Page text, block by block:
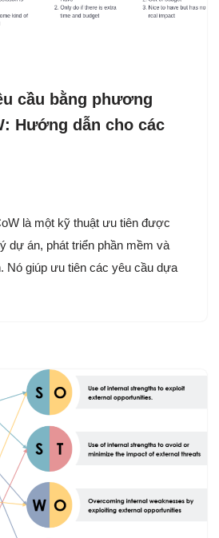
cầu bằng phương
Hướng dẫn cho các
là một kỹ thuật ưu tiên được
dự án, phát triển phần mềm và
Nó giúp ưu tiên các yêu cầu dựa